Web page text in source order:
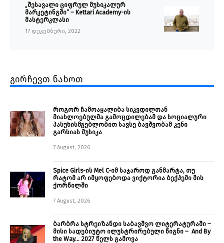
„შესავალი ციფრულ მუსიკალურ
მარკეტინგში“ – Kettari Academy-ის
მასტერკლასი
17 დეკემბერი, 2022
გირჩევთ ნახოთ
როგორ ჩამოაყალიბა სიკვდილთან
მიახლოებულმა გამოცდილებამ და სოციალური
პასუხისმგებლობით სავსე ბავშვობამ კენი
გარსიას მუსიკა
7 August, 2026
Spice Girls-ის Mel C-იმ საჯაროდ განმარტა, თუ
რატომ არ იმყოფებოდა ვიქტორია ბექჰემი მის
ქორწილში
7 August, 2026
ბარბრა სტრეიზანდი საბავშვო ლიტერატურაში –
მისი სადებიუტო ილუსტრირებული წიგნი – And By
the Way… 2027 წელს გამოვა